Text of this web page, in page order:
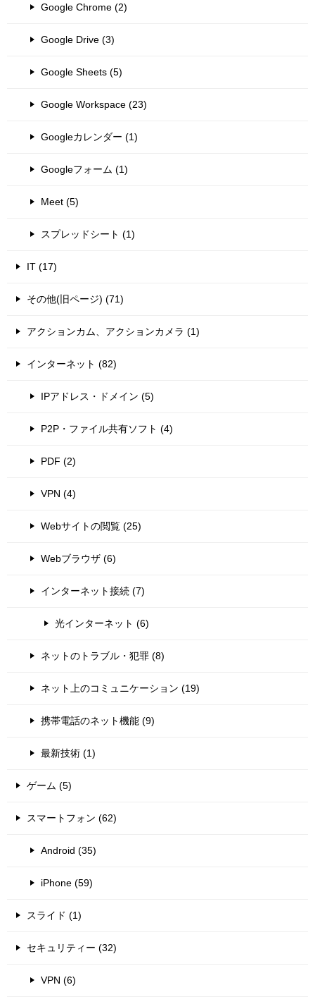
Google Chrome (2)
Google Drive (3)
Google Sheets (5)
Google Workspace (23)
Googleカレンダー (1)
Googleフォーム (1)
Meet (5)
スプレッドシート (1)
IT (17)
その他(旧ページ) (71)
アクションカム、アクションカメラ (1)
インターネット (82)
IPアドレス・ドメイン (5)
P2P・ファイル共有ソフト (4)
PDF (2)
VPN (4)
Webサイトの閲覧 (25)
Webブラウザ (6)
インターネット接続 (7)
光インターネット (6)
ネットのトラブル・犯罪 (8)
ネット上のコミュニケーション (19)
携帯電話のネット機能 (9)
最新技術 (1)
ゲーム (5)
スマートフォン (62)
Android (35)
iPhone (59)
スライド (1)
セキュリティー (32)
VPN (6)